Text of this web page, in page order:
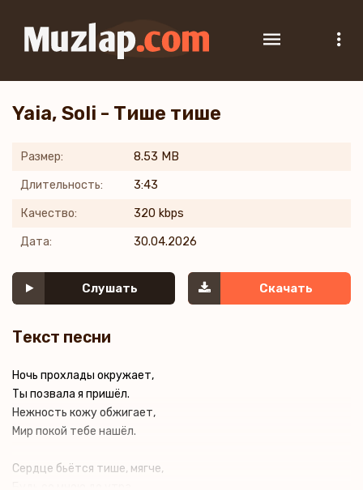
Yaia, Soli - Тише тише
Размер: 8.53 MB
Длительность: 3:43
Качество: 320 kbps
Дата: 30.04.2026
Слушать Скачать
Текст песни
Ночь прохлады окружает,
Ты позвала я пришёл.
Нежность кожу обжигает,
Мир покой тебе нашёл.
Сердце бьётся тише, мягче,